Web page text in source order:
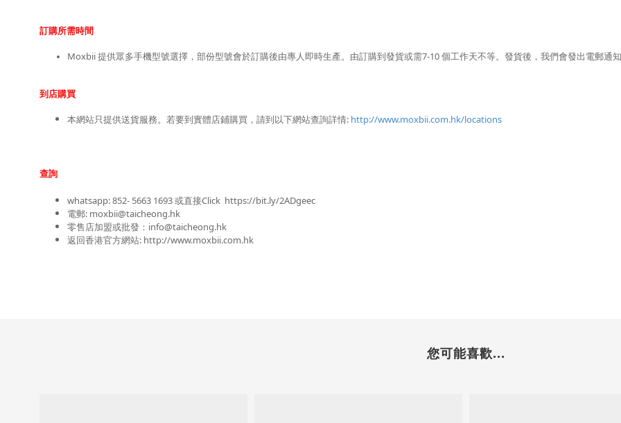
訂購所需時間
Moxbii 提供眾多手機型號選擇，部份型號會於訂購後由專人即時生產。由訂購到發貨或需7-10 個工作天不等。發貨後，我們會發出電郵通
到店購買
本網站只提供送貨服務。若要到實體店鋪購買，請到以下網站查詢詳情: http://www.moxbii.com.hk/locations
查詢
whatsapp: 852- 5663 1693 或直接Click https://bit.ly/2ADgeec
電郵: moxbii@taicheong.hk
零售店加盟或批發：info@taicheong.hk
返回香港官方網站: http://www.moxbii.com.hk
您可能喜歡...